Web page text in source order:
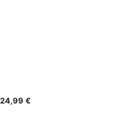
24,99 €Precio